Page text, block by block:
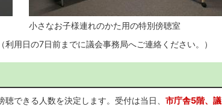
小さなお子様連れのかた用の特別傍聴室
用日の7日前までに議会事務局へご連絡ください。）
できる人数を決定します。受付は当日、 市庁舎5階、議